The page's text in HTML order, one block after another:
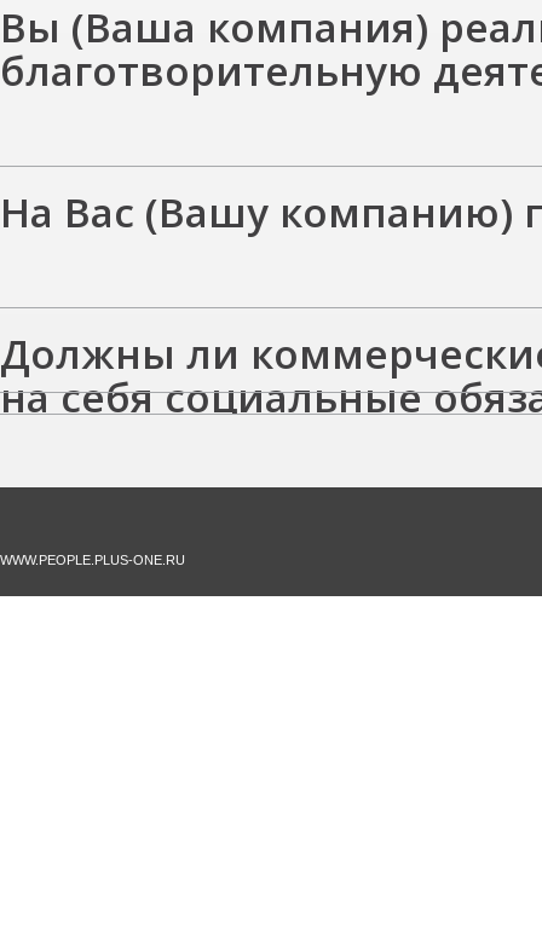
Вы (Ваша компания)
благотворительную
На Вас (Вашу компанию)
Должны ли
на себя социальные
России является:
WWW.PEOPLE.PLUS-ONE.RU